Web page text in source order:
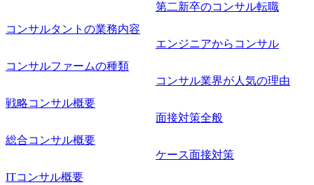
コンサルタントの業務内容
コンサルファームの種類
戦略コンサル概要
総合コンサル概要
ITコンサル概要
第二新卒のコンサル転職
エンジニアからコンサル
コンサル業界が人気の理由
面接対策全般
ケース面接対策